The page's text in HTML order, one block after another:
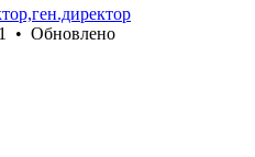
• Обновлено